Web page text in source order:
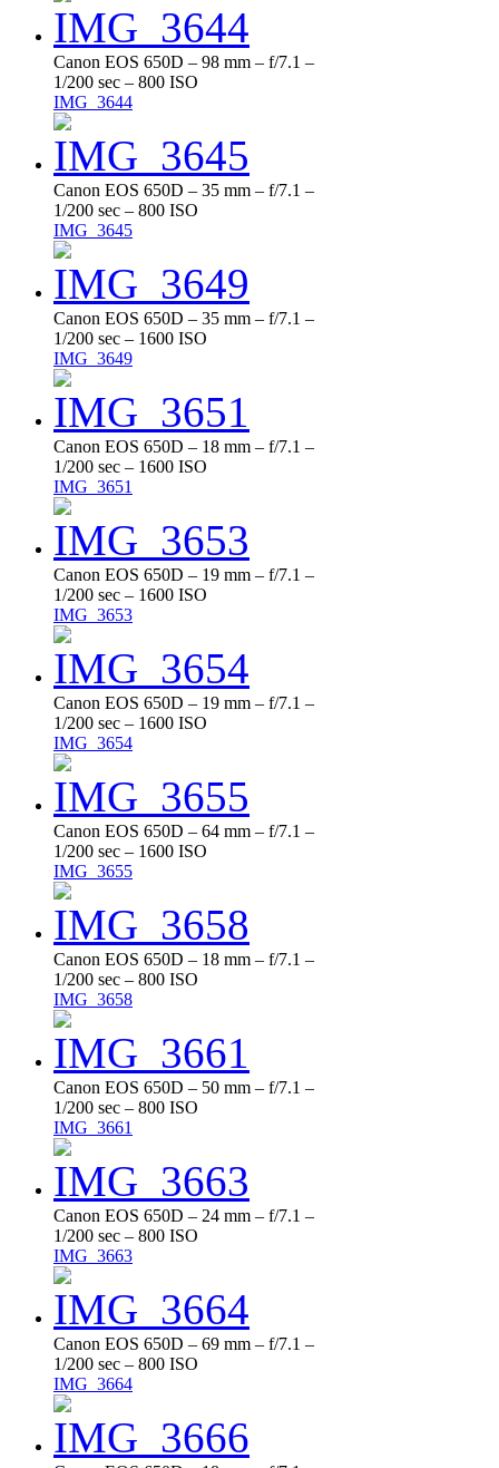
Canon EOS 650D – 98 mm – f/7.1 –
1/200 sec – 800 ISO
IMG_3644
Canon EOS 650D – 35 mm – f/7.1 –
1/200 sec – 800 ISO
IMG_3645
Canon EOS 650D – 35 mm – f/7.1 –
1/200 sec – 1600 ISO
IMG_3649
Canon EOS 650D – 18 mm – f/7.1 –
1/200 sec – 1600 ISO
IMG_3651
Canon EOS 650D – 19 mm – f/7.1 –
1/200 sec – 1600 ISO
IMG_3653
Canon EOS 650D – 19 mm – f/7.1 –
1/200 sec – 1600 ISO
IMG_3654
Canon EOS 650D – 64 mm – f/7.1 –
1/200 sec – 1600 ISO
IMG_3655
Canon EOS 650D – 18 mm – f/7.1 –
1/200 sec – 800 ISO
IMG_3658
Canon EOS 650D – 50 mm – f/7.1 –
1/200 sec – 800 ISO
IMG_3661
Canon EOS 650D – 24 mm – f/7.1 –
1/200 sec – 800 ISO
IMG_3663
Canon EOS 650D – 69 mm – f/7.1 –
1/200 sec – 800 ISO
IMG_3664